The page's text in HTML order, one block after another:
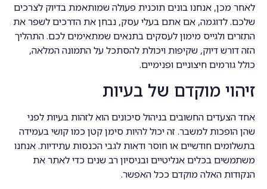
לאחר מכן, אנחנו בונים תוכנית פעולה שמותאמת בדיוק לצרכים
שלכם. לדוגמה, אם אתם בעלי עסק, נבחן את הדרכים לשפר את
התזרים ולגייס מימון לעסקים בתנאים שמתאימים לכם. התהליך
הזה דורש דיוק, שקיפות ויכולת להסתכל על התמונה המלאה,
כולל גורמים חיצוניים ופנימיים.
זיהוי מוקדם של בעיות
אחד הצעדים החשובים בניהול סיכונים הוא לזהות בעיות לפני
שהן הופכות למשבר. זה יכול להיות סימן קטן כמו קושי בעמידה
בתשלומים חודשיים או חוסר ודאות לגבי הכנסות עתידיות. אנחנו
משתמשים בכלים אנליטיים ובניסיון רב שנים כדי לאתר את
הנקודות האלה מוקדם ככל האפשר.